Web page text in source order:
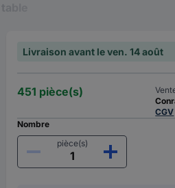
Livraison avant le ven. 14 août
451 pièce(s)
CGV
Nombre
pièce(s)